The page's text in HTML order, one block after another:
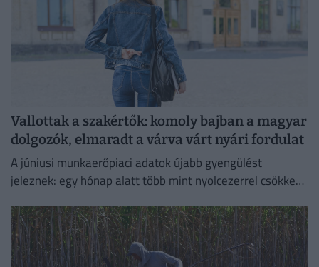
Vallottak a szakértők: komoly bajban a magyar
dolgozók, elmaradt a várva várt nyári fordulat
A júniusi munkaerőpiaci adatok újabb gyengülést
jeleznek: egy hónap alatt több mint nyolcezerrel csökkent